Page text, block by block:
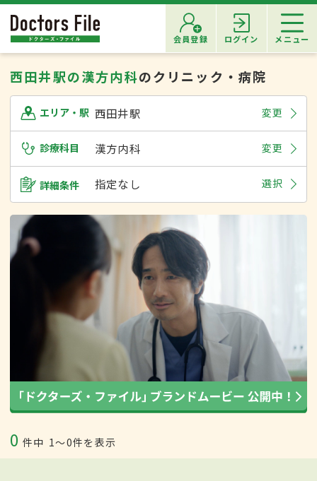
会員登録 ログイン メニュー
西田井駅の漢方内科のクリニック・病院
エリア・駅 西田井駅 変更
診療科目 漢方内科 変更
詳細条件 指定なし 選択
0 件中 1〜0件を表示